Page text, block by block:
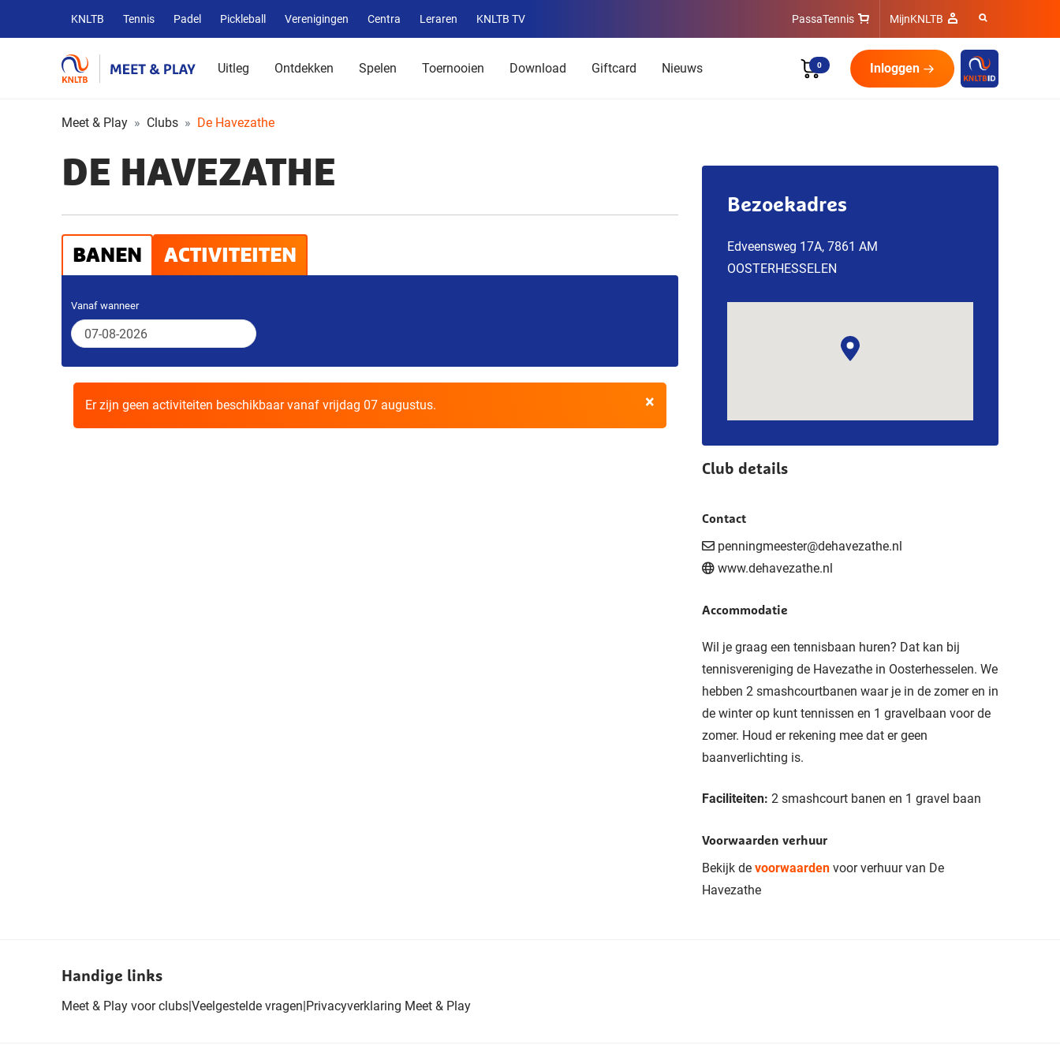
Overige
KNLTB
websites
KNLTB Tennis Padel Pickleball Verenigingen Centra Leraren KNLTB TV
Service
menu
PassaTennis MijnKNLTB
Uitleg Ontdekken Spelen Toernooien Download Giftcard Nieuws 0 Inloggen
Meet & Play Clubs De Havezathe
DE HAVEZATHE
BANEN ACTIVITEITEN
Vanaf wanneer
×
Er zijn geen activiteiten beschikbaar vanaf vrijdag 07 augustus.
Bezoekadres
Edveensweg 17A, 7861 AM
OOSTERHESSELEN
Club details
Contact
penningmeester@dehavezathe.nl
www.dehavezathe.nl
Accommodatie
Wil je graag een tennisbaan huren? Dat kan bij
tennisvereniging de Havezathe in Oosterhesselen. We
hebben 2 smashcourtbanen waar je in de zomer en in
de winter op kunt tennissen en 1 gravelbaan voor de
zomer. Houd er rekening mee dat er geen
baanverlichting is.
Faciliteiten: 2 smashcourt banen en 1 gravel baan
Voorwaarden verhuur
Bekijk de voorwaarden voor verhuur van De
Havezathe
Handige links
Meet & Play voor clubs|Veelgestelde vragen|Privacyverklaring Meet & Play